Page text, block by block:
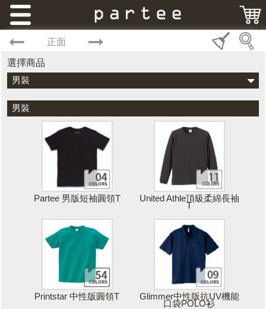
正面
選擇商品
男裝
男裝
Partee 男版短袖圓領T United Athle頂級柔綿長袖
T
Printstar 中性版圓領T Glimmer中性版抗UV機能
口袋POLO衫